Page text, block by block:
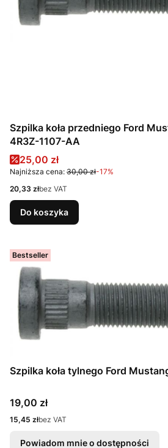
Szpilka koła przedniego Ford Mustang 2005-2014 /
4R3Z-1107-AA
Cena promocyjna
25,00 zł
Najniższa cena: 30,00 zł-17%
Cena
20,33 złbez VAT
Do koszyka
Bestseller
Szpilka koła tylnego Ford
Cena
19,00 zł
Cena
15,45 złbez VAT
Powiadom mnie o dostępności